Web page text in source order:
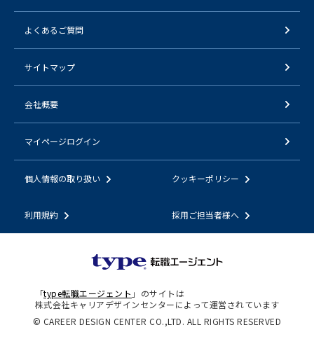
よくあるご質問
サイトマップ
会社概要
マイページログイン
個人情報の取り扱い クッキーポリシー
利用規約 採用ご担当者様へ
「type転職エージェント 」のサイトは
株式会社キャリアデザインセンターによって運営されています
© CAREER DESIGN CENTER CO.,LTD. ALL RIGHTS RESERVED